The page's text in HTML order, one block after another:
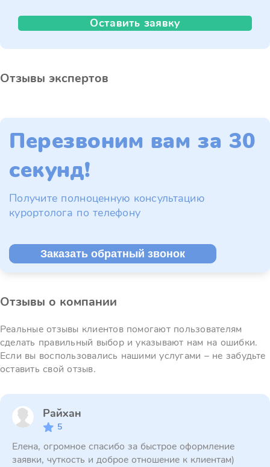
Оставить заявку
Отзывы экспертов
Перезвоним вам за 30
секунд!
Получите полноценную консультацию
курортолога по телефону
Заказать обратный звонок
Отзывы о компании
Реальные отзывы клиентов помогают пользователям
сделать правильный выбор и указывают нам на ошибки.
Если вы воспользовались нашими услугами – не забудьте
оставить свой отзыв.
Райхан
5
Елена, огромное спасибо за быстрое оформление
заявки, чуткость и доброе отношение к клиентам)